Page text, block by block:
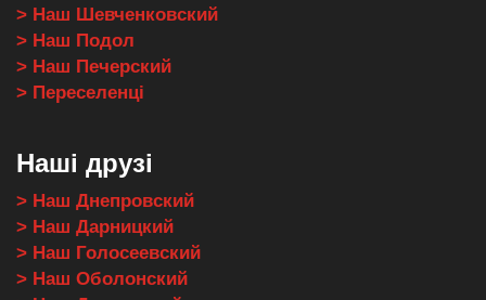
> Наш Шевченковский
> Наш Подол
> Наш Печерский
> Переселенці
Наші друзі
> Наш Днепровский
> Наш Дарницкий
> Наш Голосеевский
> Наш Оболонский